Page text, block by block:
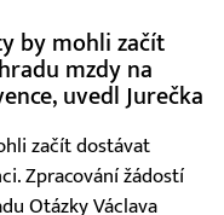
by mohli začít
mzdy na
uvedl Jurečka
začít dostávat
Zpracování žádostí
Otázky Václava